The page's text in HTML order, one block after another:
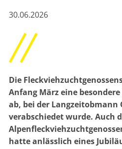
30.06.2026
Die
Anfang März eine
ab, bei der Langzeitobmann
verabschiedet wurde. Auch
hatte anlässlich eines